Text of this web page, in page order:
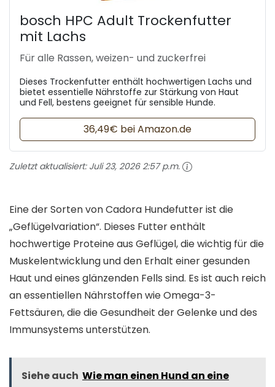
bosch HPC Adult Trockenfutter
mit Lachs
Für alle Rassen, weizen- und zuckerfrei
Dieses Trockenfutter enthält hochwertigen Lachs und
bietet essentielle Nährstoffe zur Stärkung von Haut
und Fell, bestens geeignet für sensible Hunde.
36,49€ bei Amazon.de
Zuletzt aktualisiert: Juli 23, 2026 2:57 p.m.
Eine der Sorten von Cadora Hundefutter ist die
„Geflügelvariation“. Dieses Futter enthält
hochwertige Proteine aus Geflügel, die wichtig für die
Muskelentwicklung und den Erhalt einer gesunden
Haut und eines glänzenden Fells sind. Es ist auch reich
an essentiellen Nährstoffen wie Omega-3-
Fettsäuren, die die Gesundheit der Gelenke und des
Immunsystems unterstützen.
Siehe auch Wie man einen Hund an eine